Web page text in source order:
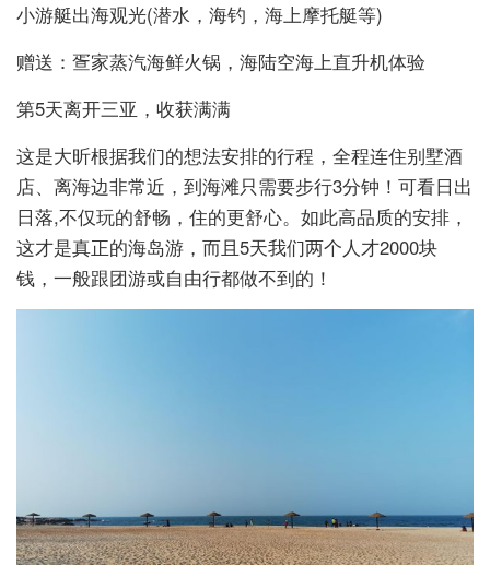
小游艇出海观光(潜水，海钓，海上摩托艇等)
赠送：疍家蒸汽海鲜火锅，海陆空海上直升机体验
第5天离开三亚，收获满满
这是大昕根据我们的想法安排的行程，全程连住别墅酒
店、离海边非常近，到海滩只需要步行3分钟！可看日出
日落,不仅玩的舒畅，住的更舒心。如此高品质的安排，
这才是真正的海岛游，而且5天我们两个人才2000块
钱，一般跟团游或自由行都做不到的！